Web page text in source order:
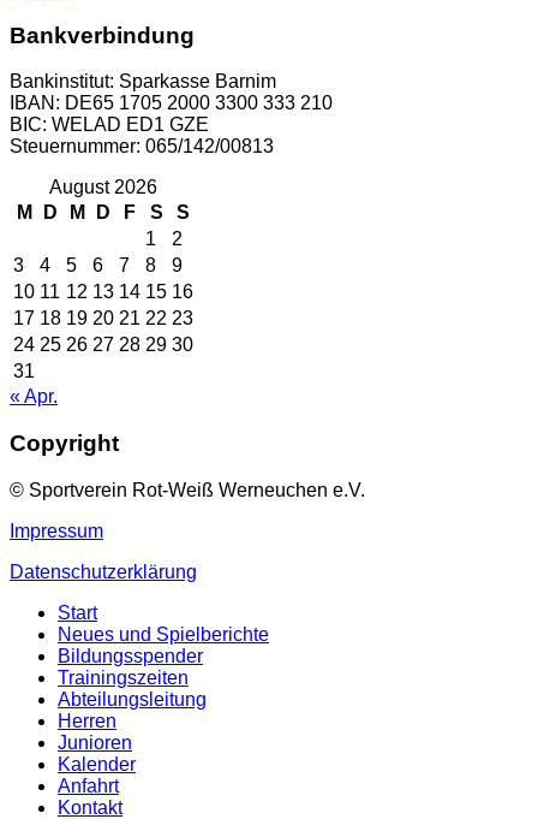
Bankverbindung
Bankinstitut: Sparkasse Barnim
IBAN: DE65 1705 2000 3300 333 210
BIC: WELAD ED1 GZE
Steuernummer: 065/142/00813
August 2026
M
D M D F S
S
1
2
3
4 5 6 7 8
9
10 11 12 13 14 15 16
17 18 19 20 21 22 23
24 25 26 27 28 29 30
31
« Apr.
Copyright
© Sportverein Rot-Weiß Werneuchen e.V.
Impressum
Datenschutzerklärung
Start
Neues und Spielberichte
Bildungsspender
Trainingszeiten
Abteilungsleitung
Herren
Junioren
Kalender
Anfahrt
Kontakt